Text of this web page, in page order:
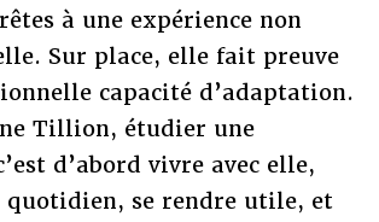
à une expérience non
Sur place, elle fait preuve
capacité d’adaptation.
Tillion, étudier une
d’abord vivre avec elle,
quotidien, se rendre utile, et